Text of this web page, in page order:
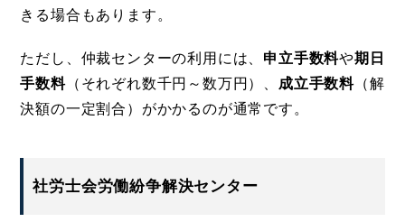
きる場合もあります。
ただし、仲裁センターの利用には、 申立手数料や期日
手数料（それぞれ数千円～数万円）、 成立手数料 （解
決額の一定割合）がかかるのが通常です。
社労士会労働紛争解決センター